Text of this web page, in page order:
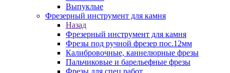
Выпуклые
Фрезерный инструмент для камня
Назад
Фрезерный инструмент для камня
Фрезы под ручной фрезер пос.12мм
Калибровочные, каннелюрные фрезы
Пальчиковые и барельефные фрезы
Фрезы для спец работ